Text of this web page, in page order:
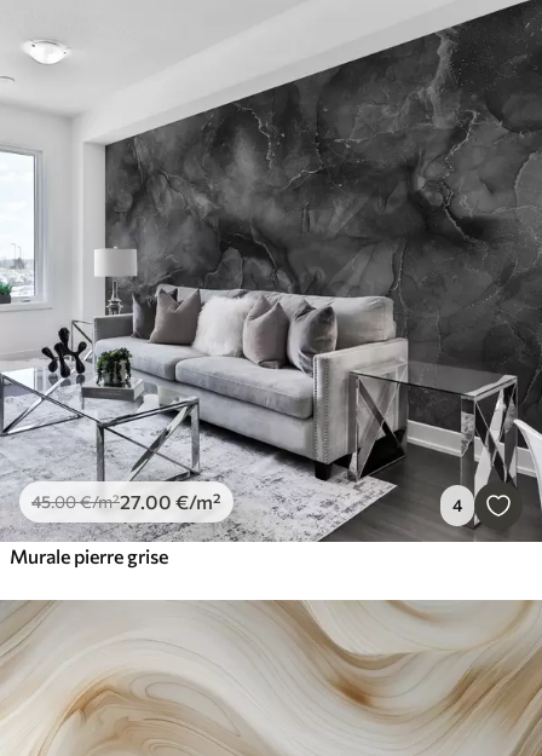
45.00€/m²27.00 €/m² 4
Murale pierre grise